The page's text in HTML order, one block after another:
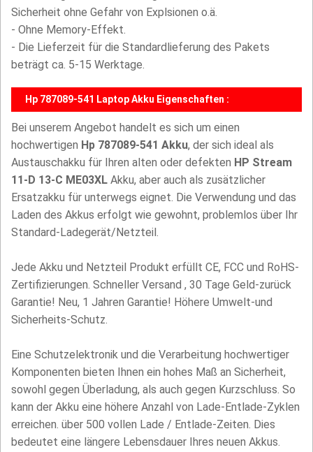
Sicherheit ohne Gefahr von Explsionen o.ä.
- Ohne Memory-Effekt.
- Die Lieferzeit für die Standardlieferung des Pakets
beträgt ca. 5-15 Werktage.
Hp 787089-541 Laptop Akku Eigenschaften :
Bei unserem Angebot handelt es sich um einen
hochwertigen Hp 787089-541 Akku, der sich ideal als
Austauschakku für Ihren alten oder defekten HP Stream
11-D 13-C ME03XL Akku, aber auch als zusätzlicher
Ersatzakku für unterwegs eignet. Die Verwendung und das
Laden des Akkus erfolgt wie gewohnt, problemlos über Ihr
Standard-Ladegerät/Netzteil.
Jede Akku und Netzteil Produkt erfüllt CE, FCC und RoHS-
Zertifizierungen. Schneller Versand , 30 Tage Geld-zurück
Garantie! Neu, 1 Jahren Garantie! Höhere Umwelt-und
Sicherheits-Schutz.
Eine Schutzelektronik und die Verarbeitung hochwertiger
Komponenten bieten Ihnen ein hohes Maß an Sicherheit,
sowohl gegen Überladung, als auch gegen Kurzschluss. So
kann der Akku eine höhere Anzahl von Lade-Entlade-Zyklen
erreichen. über 500 vollen Lade / Entlade-Zeiten. Dies
bedeutet eine längere Lebensdauer Ihres neuen Akkus.